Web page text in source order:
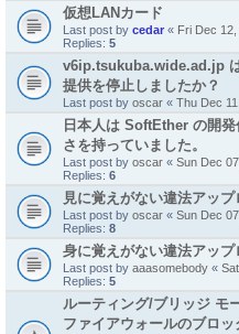
仮想LANカード
Last post by cedar « Fri Dec
Replies: 5
v6ip.tsukuba.wide.ad.jp
提供を停止しましたか？
Last post by oscar « Thu Dec
日本人は SoftEther の開
さを持っていました。
Last post by oscar « Sun Dec
Replies: 6
見に覚えがない違法アッ
Last post by oscar « Sun Dec
Replies: 8
身に覚えがない違法アッ
Last post by aaasomebody «
Replies: 5
ルーティング/ブリッジ モ
ファイアウォールのブロ